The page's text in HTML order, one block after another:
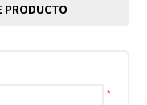
PRODUCTO
*